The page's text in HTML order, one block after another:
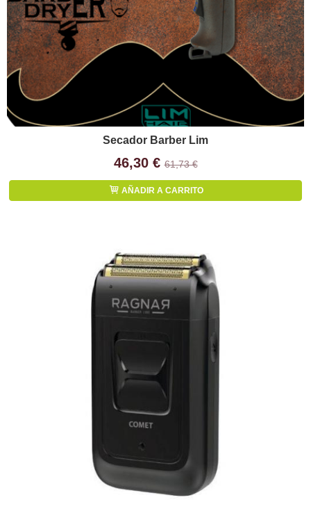
Secador Barber Lim
46,30 €61,73 €
AÑADIR A CARRITO